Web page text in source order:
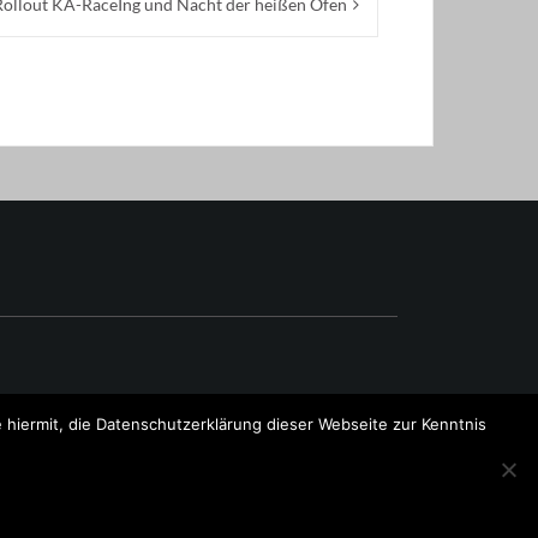
KA-RaceIng und Nacht der heißen Öfen
die Datenschutzerklärung dieser Webseite zur Kenntnis